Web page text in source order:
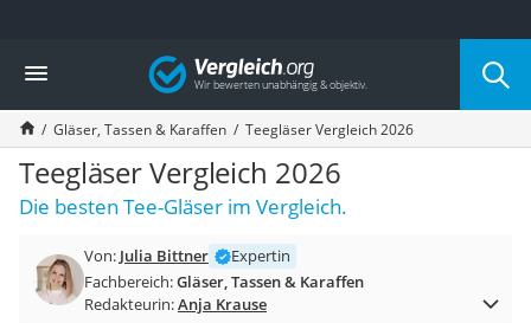
Die beliebtesten Vergleiche nach Kategorie
Haushalt
Wassersprudler
Zentralstaubsauger
Brotbackautomat
Wischroboter
Wäschespinne
Spülmaschinentabs
Akku-Staubsauger
Vergleich
Gläser, Tassen & Karaffen Teegläser Vergleich 2026
Teegläser Vergleich 2026
Die besten Tee-Gläser im Vergleich.
Von: Julia Bittner
Expertin
Fachbereich:Gläser, Tassen & Karaffen
Redakteurin:Anja Krause